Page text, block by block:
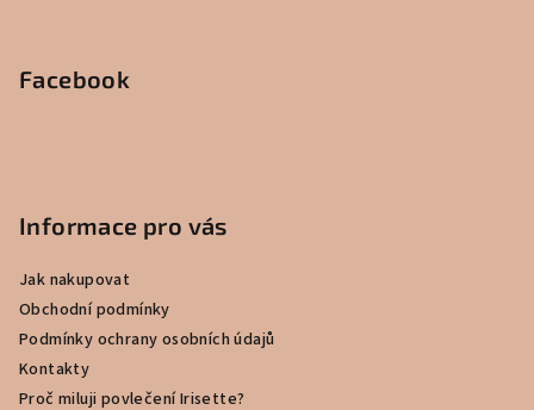
Facebook
Informace pro vás
Jak nakupovat
Obchodní podmínky
Podmínky ochrany osobních údajů
Kontakty
Proč miluji povlečení Irisette?